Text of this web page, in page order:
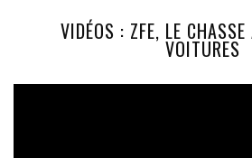
VIDÉOS : ZFE, LE
VOITURES